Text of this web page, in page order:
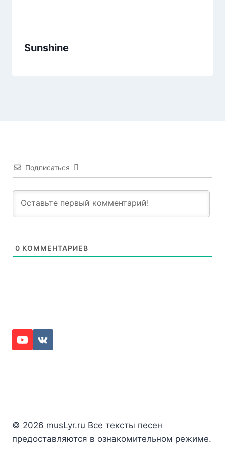
Sunshine
Подписаться
0 КОММЕНТАРИЕВ
© 2026 musLyr.ru Все тексты песен
предоставляются в ознакомительном режиме.